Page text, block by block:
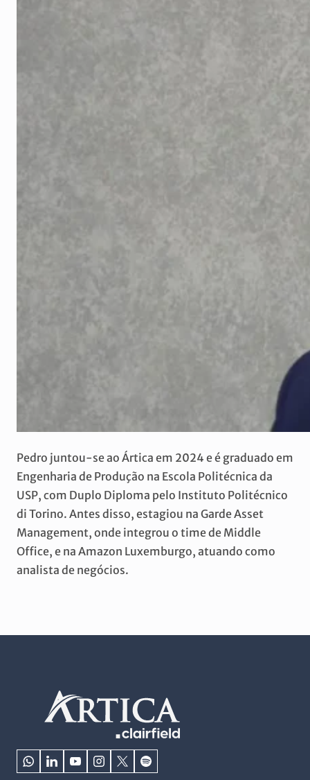
Pedro juntou-se ao Ártica em 2024 e é graduado em
Engenharia de Produção na Escola Politécnica da
USP, com Duplo Diploma pelo Instituto Politécnico
di Torino. Antes disso, estagiou na Garde Asset
Management, onde integrou o time de Middle
Office, e na Amazon Luxemburgo, atuando como
analista de negócios.